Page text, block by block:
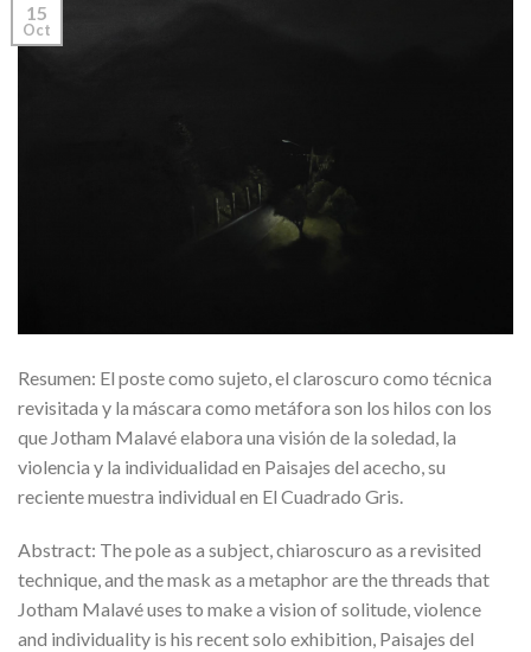
15
Oct
Resumen: El poste como sujeto, el claroscuro como técnica
revisitada y la máscara como metáfora son los hilos con los
que Jotham Malavé elabora una visión de la soledad, la
violencia y la individualidad en Paisajes del acecho, su
reciente muestra individual en El Cuadrado Gris.
Abstract: The pole as a subject, chiaroscuro as a revisited
technique, and the mask as a metaphor are the threads that
Jotham Malavé uses to make a vision of solitude, violence
and individuality is his recent solo exhibition, Paisajes del